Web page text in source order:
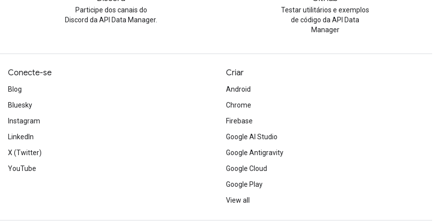
Participe dos canais do
Discord da API Data Manager.
Testar utilitários e exemplos
de código da API Data
Manager
Conecte-se
Blog
Bluesky
Instagram
LinkedIn
X (Twitter)
YouTube
Criar
Android
Chrome
Firebase
Google AI Studio
Google Antigravity
Google Cloud
Google Play
View all